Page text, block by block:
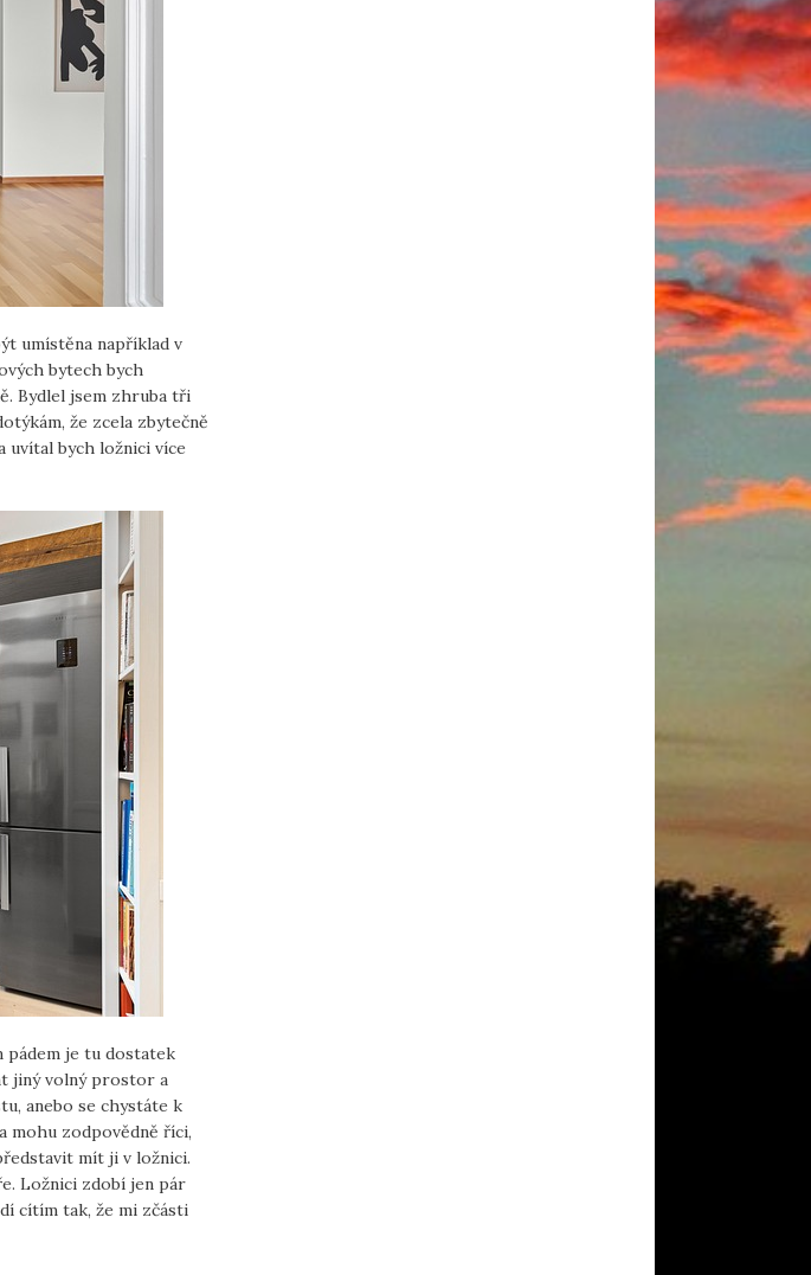
umístěna například v
bytech bych
Bydlel jsem zhruba tři
že zcela zbytečně
bych ložnici více
pádem je tu dostatek
jiný volný prostor a
anebo se chystáte k
mohu zodpovědně říci,
mít ji v ložnici.
Ložnici zdobí jen pár
cítím tak, že mi zčásti